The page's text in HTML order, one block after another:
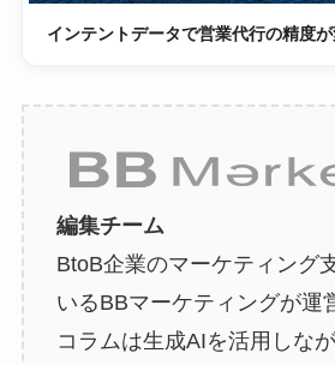
インテントデータで営業代行の精度
編集チーム
BtoB企業のマーケティング
いるBBマーケティングが運
コラムは生成AIを活用しな